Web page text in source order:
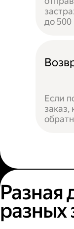
до 500
Если
заказ,
Разная
разных